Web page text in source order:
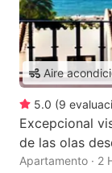
Aire
5.0 (9
Excepcional
de las olas
Apartamento · 2